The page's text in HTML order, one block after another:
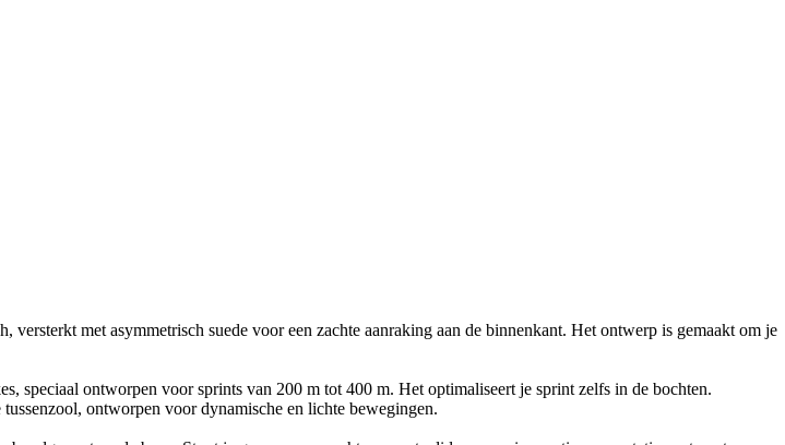
met asymmetrisch suede voor een zachte aanraking aan de binnenkant. Het ontwerp is gemaakt om je
speciaal ontworpen voor sprints van 200 m tot 400 m. Het optimaliseert je sprint zelfs in de bochten.
ontworpen voor dynamische en lichte bewegingen.